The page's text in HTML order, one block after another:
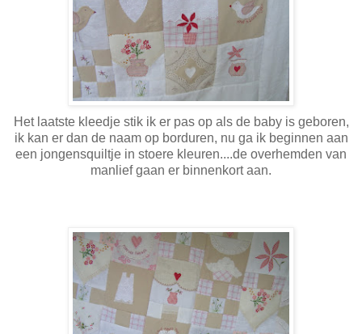
Het laatste kleedje stik ik er pas op als de baby is geboren,
ik kan er dan de naam op borduren, nu ga ik beginnen aan
een jongensquiltje in stoere kleuren....de overhemden van
manlief gaan er binnenkort aan.